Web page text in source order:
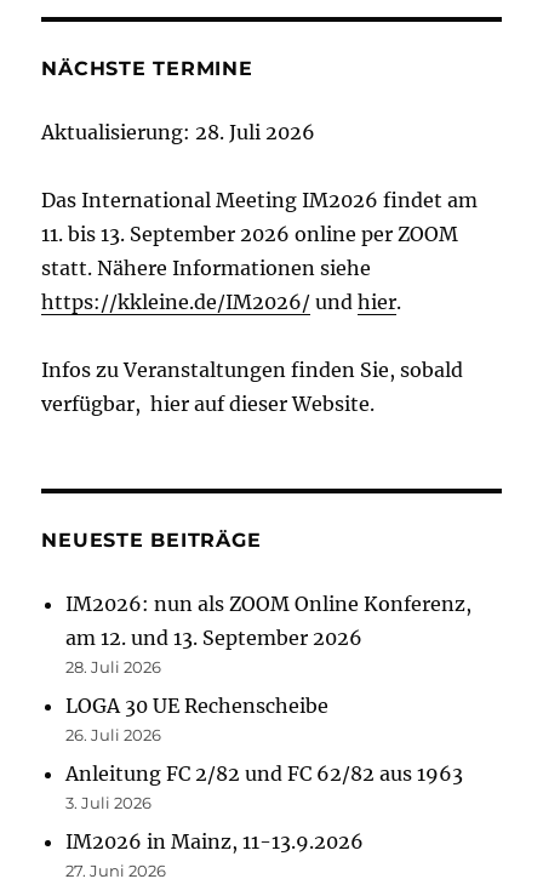
NÄCHSTE TERMINE
Aktualisierung: 28. Juli 2026
Das International Meeting IM2026 findet am
11. bis 13. September 2026 online per ZOOM
statt. Nähere Informationen siehe
https://kkleine.de/IM2026/ undhier.
Infos zu Veranstaltungen finden Sie, sobald
verfügbar, hier auf dieser Website.
NEUESTE BEITRÄGE
IM2026: nun als ZOOM Online Konferenz,
am 12. und 13. September 2026
28. Juli 2026
LOGA 30 UE Rechenscheibe
26. Juli 2026
Anleitung FC 2/82 und FC 62/82 aus 1963
3. Juli 2026
IM2026 in Mainz, 11-13.9.2026
27. Juni 2026